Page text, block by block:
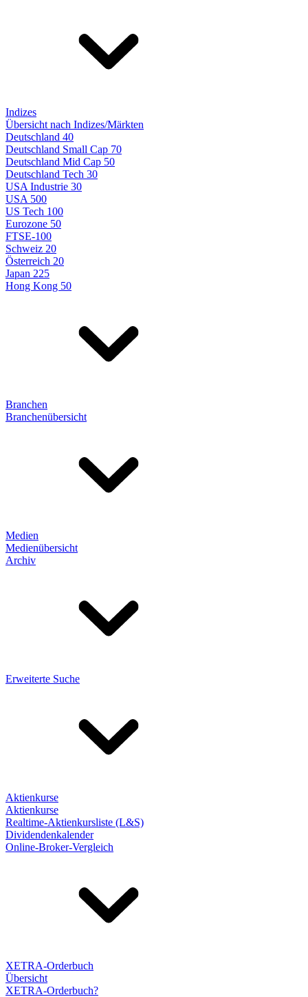
Indizes
Übersicht nach Indizes/Märkten
Deutschland 40
Deutschland Small Cap 70
Deutschland Mid Cap 50
Deutschland Tech 30
USA Industrie 30
USA 500
US Tech 100
Eurozone 50
FTSE-100
Schweiz 20
Österreich 20
Japan 225
Hong Kong 50
Branchen
Branchenübersicht
Medien
Medienübersicht
Archiv
Erweiterte Suche
Aktienkurse
Aktienkurse
Realtime-Aktienkursliste (L&S)
Dividendenkalender
Online-Broker-Vergleich
XETRA-Orderbuch
Übersicht
XETRA-Orderbuch?